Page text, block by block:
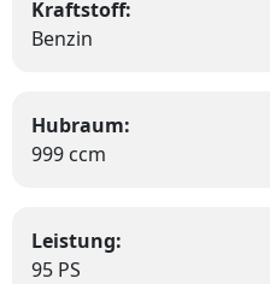
Kraftstoff:
Benzin
Hubraum:
999 ccm
Leistung:
95 PS